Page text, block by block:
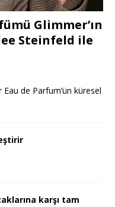
Glimmer’ın
Steinfeld ile
de Parfum’ün küresel
karşı tam